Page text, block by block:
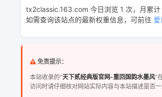
tx2classic.163.com 今日浏览 1 次，月累计
如需查询该站点的最新权重信息，可前往
免责提示：
本站收录的“天下贰经典版官网-重回国韵水墨风”
访问时请仔细核对网站实际内容与本站描述是否